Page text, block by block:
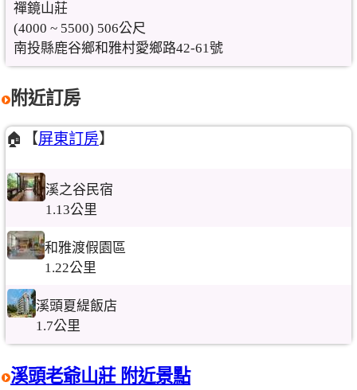
禪鏡山莊
(4000 ~ 5500) 506公尺
南投縣鹿谷鄉和雅村愛鄉路42-61號
附近訂房
🏠【屏東訂房】
溪之谷民宿
1.13公里
和雅渡假園區
1.22公里
溪頭夏緹飯店
1.7公里
溪頭老爺山莊 附近景點